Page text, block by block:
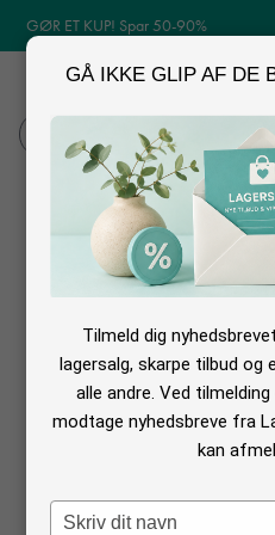
GØR ET KUP! Spar 50-90%
Log ind
Søg
Vinterjakker til
Vi har listet en række webshops
til mænd.
GÅ IKKE GLIP AF DE
Tilmeld dig
lagersalg, skarpe tilbud
alle andre. Ved
modtage nyhedsbreve fra
kan
Type